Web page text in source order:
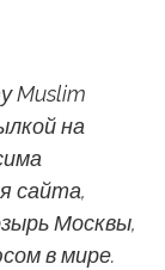
Muslim
на
сайта,
Москвы,
в мире.